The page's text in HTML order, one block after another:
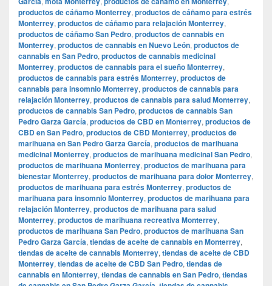
productos de cáñamo Monterrey, productos de cáñamo para estrés
Monterrey, productos de cáñamo para relajación Monterrey,
productos de cáñamo San Pedro, productos de cannabis en
Monterrey, productos de cannabis en Nuevo León, productos de
cannabis en San Pedro, productos de cannabis medicinal
Monterrey, productos de cannabis para el sueño Monterrey,
productos de cannabis para estrés Monterrey, productos de
cannabis para insomnio Monterrey, productos de cannabis para
relajación Monterrey, productos de cannabis para salud Monterrey,
productos de cannabis San Pedro, productos de cannabis San
Pedro Garza García, productos de CBD en Monterrey, productos de
CBD en San Pedro, productos de CBD Monterrey, productos de
marihuana en San Pedro Garza García, productos de marihuana
medicinal Monterrey, productos de marihuana medicinal San Pedro,
productos de marihuana Monterrey, productos de marihuana para
bienestar Monterrey, productos de marihuana para dolor Monterrey,
productos de marihuana para estrés Monterrey, productos de
marihuana para insomnio Monterrey, productos de marihuana para
relajación Monterrey, productos de marihuana para salud
Monterrey, productos de marihuana recreativa Monterrey,
productos de marihuana San Pedro, productos de marihuana San
Pedro Garza García, tiendas de aceite de cannabis en Monterrey,
tiendas de aceite de cannabis Monterrey, tiendas de aceite de CBD
Monterrey, tiendas de aceite de CBD San Pedro, tiendas de
cannabis en Monterrey, tiendas de cannabis en San Pedro, tiendas